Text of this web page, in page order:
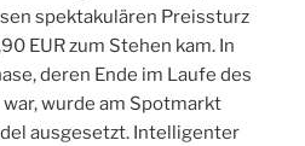
spektakulären Preissturz
EUR zum Stehen kam. In
deren Ende im Laufe des
wurde am Spotmarkt
ausgesetzt. Intelligenter